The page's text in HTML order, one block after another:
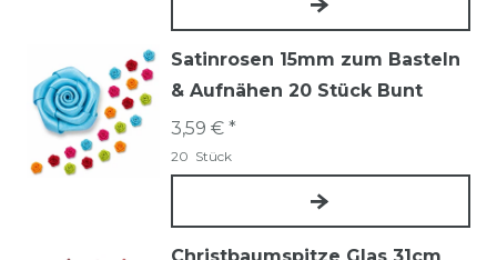
Satinrosen 15mm zum Basteln
& Aufnähen 20 Stück Bunt
3,59 € *
20 Stück